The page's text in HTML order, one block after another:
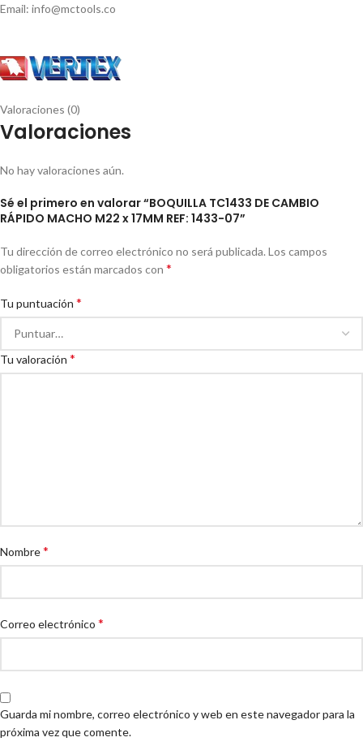
Email: info@mctools.co
Valoraciones (0)
Valoraciones
No hay valoraciones aún.
Sé el primero en valorar “BOQUILLA TC1433 DE CAMBIO
RÁPIDO MACHO M22 x 17MM REF: 1433-07”
Tu dirección de correo electrónico no será publicada. Los campos
obligatorios están marcados con *
Tu puntuación *
Tu valoración *
Nombre*
Correo electrónico *
Guarda mi nombre, correo electrónico y web en este navegador para la
próxima vez que comente.